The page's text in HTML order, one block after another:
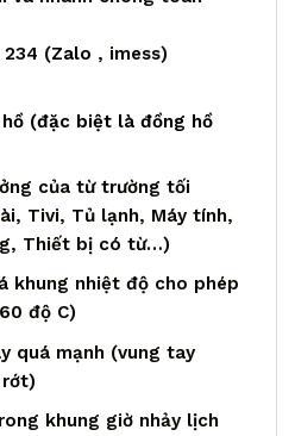
(Zalo , imess)
(đặc biệt là đồng hồ
của từ trường tối
Tivi, Tủ lạnh, Máy tính,
Thiết bị có từ…)
khung nhiệt độ cho phép
độ C)
quá mạnh (vung tay
rớt)
khung giờ nhảy lịch